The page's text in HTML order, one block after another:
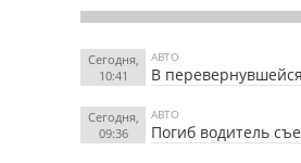
Сегодня,
10:41
АВТО
В
Сегодня,
09:36
АВТО
Погиб водитель